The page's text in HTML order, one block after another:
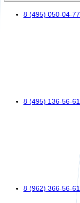
8 (495) 050-04-77
8 (495) 136-56-61
8 (962) 366-56-61